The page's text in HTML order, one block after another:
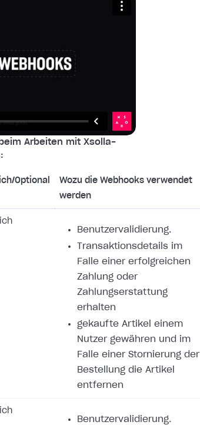
Arbeiten mit Xsolla-
Optional
Wozu die Webhooks verwendet
werden
Benutzervalidierung.
Transaktionsdetails im
Falle einer erfolgreichen
Zahlung oder
Zahlungserstattung
erhalten
gekaufte Artikel einem
Nutzer gewähren und im
Falle einer Stornierung der
Bestellung die Artikel
entfernen
Benutzervalidierung.